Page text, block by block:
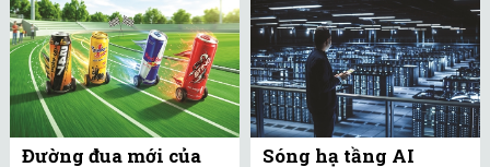
Đường đua mới của
Sóng hạ tầng AI